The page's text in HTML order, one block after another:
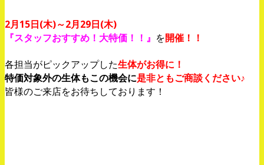
2月15日(木)～2月29日(木)
『スタッフおすすめ！大特価！！』 を開催！！
各担当がピックアップした生体がお得に！
特価対象外の生体もこの機会に是非ともご商談ください♪
皆様のご来店をお待ちしております！